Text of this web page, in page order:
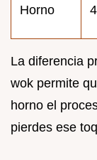
Horno
La diferencia
wok permite
horno el
pierdes ese